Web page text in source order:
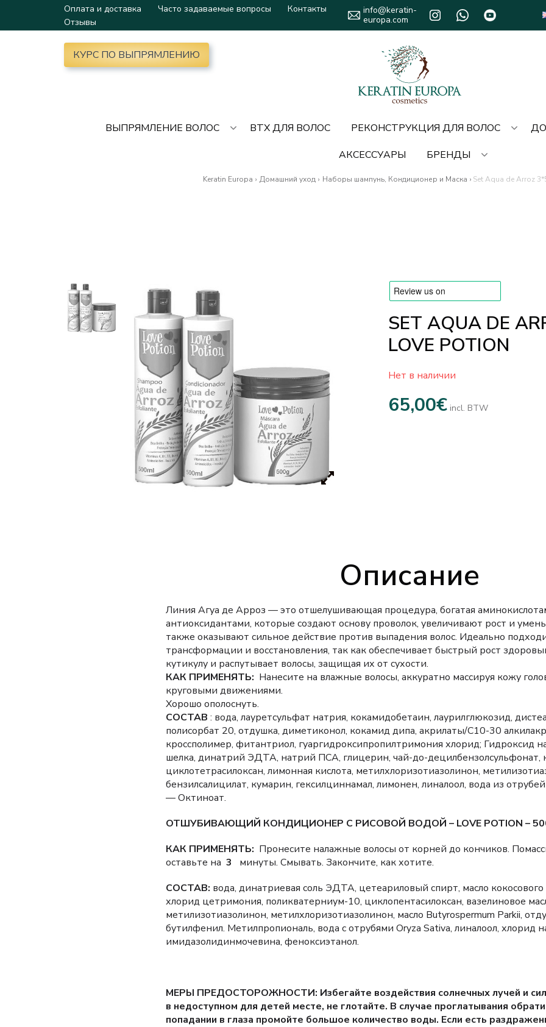
Оплата и доставка Часто задаваемые вопросы
Контакты
Отзывы
info@keratin-
europa.com
КУРС ПО ВЫПРЯМЛЕНИЮ
ВЫПРЯМЛЕНИЕ ВОЛОС BTX ДЛЯ ВОЛОС РЕКОНСТРУКЦИЯ ДЛЯ ВОЛОС
АКСЕССУАРЫ
БРЕНДЫ
Keratin Europa › Домашний уход › Наборы шампунь, Кондиционер и Маска › Set Aqua de Arroz
SET AQUA DE
LOVE POTION
Нет в наличии
65,00€ incl. BTW
Описание
Линия Агуа де Арроз — это отшелушивающая процедура, богатая
антиоксидантами, которые создают основу проволок, увеличивают рост и
также оказывают сильное действие против выпадения волос. Идеально
трансформации и восстановления, так как обеспечивает быстрый рост
кутикулу и распутывает волосы, защищая их от сухости.
КАК ПРИМЕНЯТЬ: Нанесите на влажные волосы, аккуратно массируя кожу
круговыми движениями.
Хорошо ополоснуть.
СОСТАВ : вода, лауретсульфат натрия, кокамидобетаин, лаурилглюкозид,
полисорбат 20, отдушка, диметиконол, кокамид дипа, акрилаты/C10-30
кроссполимер, фитантриол, гуаргидроксипропилтримония хлорид; Гидроксид
шелка, динатрий ЭДТА, натрий ПСА, глицерин, чай-до-децилбензолсульфонат,
циклотетрасилоксан, лимонная кислота, метилхлоризотиазолинон,
бензилсалицилат, кумарин, гексилциннамал, лимонен, линалоол, вода из
— Октиноат.
ОТШУБИВАЮЩИЙ КОНДИЦИОНЕР С РИСОВОЙ ВОДОЙ – LOVE POTION –
КАК ПРИМЕНЯТЬ: Пронесите налажные волосы от корней до кончиков.
оставьте на 3 минуты. Смывать. Закончите, как хотите.
СОСТАВ: вода, динатриевая соль ЭДТА, цетеариловый спирт, масло
хлорид цетримония, поликватерниум-10, циклопентасилоксан, вазелиновое
метилизотиазолинон, метилхлоризотиазолинон, масло Butyrospermum Parkii,
бутилфенил. Метилпропиональ, вода с отрубями Oryza Sativa, линалоол, хлорид
имидазолидинмочевина, феноксиэтанол.
МЕРЫ ПРЕДОСТОРОЖНОСТИ: Избегайте воздействия солнечных лучей и
в недоступном для детей месте, не глотайте. В случае проглатывания
попадании в глаза промойте большое количество воды. Если есть